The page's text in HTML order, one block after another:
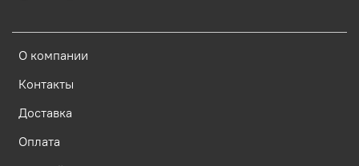
О компании
Контакты
Доставка
Оплата